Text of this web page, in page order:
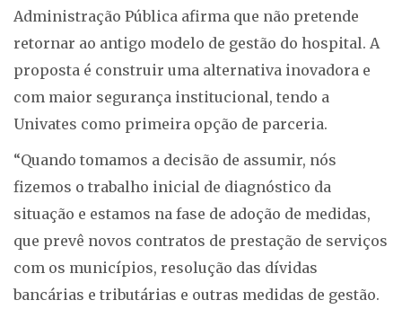
Administração Pública afirma que não pretende
retornar ao antigo modelo de gestão do hospital. A
proposta é construir uma alternativa inovadora e
com maior segurança institucional, tendo a
Univates como primeira opção de parceria.
“Quando tomamos a decisão de assumir, nós
fizemos o trabalho inicial de diagnóstico da
situação e estamos na fase de adoção de medidas,
que prevê novos contratos de prestação de serviços
com os municípios, resolução das dívidas
bancárias e tributárias e outras medidas de gestão.